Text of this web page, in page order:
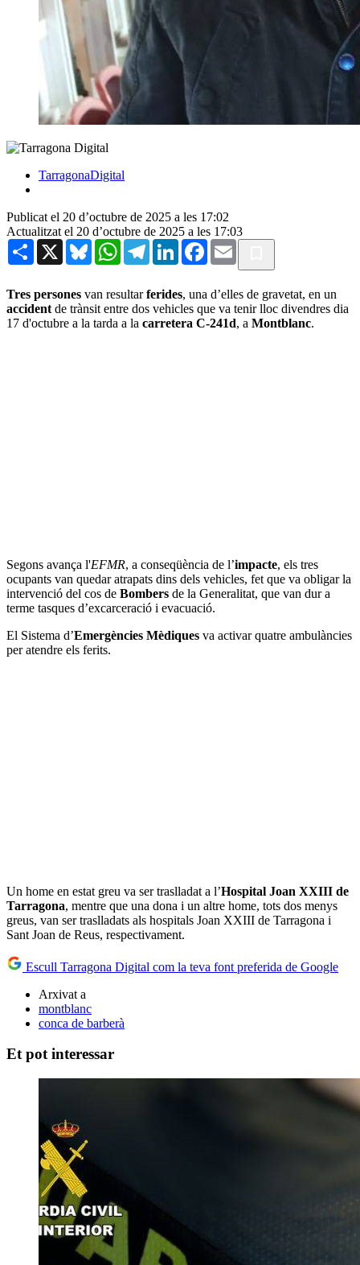
TarragonaDigital
Publicat el 20 d’octubre de 2025 a les 17:02
Actualitzat el 20 d’octubre de 2025 a les 17:03
Share X BlueskyWhatsAppTelegramLinkedInFacebook
Email
Tres persones van resultarferides, una d’elles de gravetat, en un
accident de trànsit entre dos vehicles que va tenir lloc divendres dia
17 d'octubre a la tarda a la carretera C-241d, a Montblanc.
Segons avança l'EFMR, a conseqüència de l’impacte, els tres
ocupants van quedar atrapats dins dels vehicles, fet que va obligar la
intervenció del cos de Bombers de la Generalitat, que van dur a
terme tasques d’excarceració i evacuació.
El Sistema d’Emergències Mèdiques va activar quatre ambulàncies
per atendre els ferits.
Un home en estat greu va ser traslladat a l’Hospital Joan XXIII de
Tarragona, mentre que una dona i un altre home, tots dos menys
greus, van ser traslladats als hospitals Joan XXIII de Tarragona i
Sant Joan de Reus, respectivament.
Escull Tarragona Digital com la teva font preferida de Google
Arxivat a
montblanc
conca de barberà
Et pot interessar